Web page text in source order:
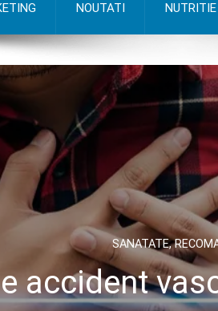
NOUTATI NUTRITIE
SANATATE,
accident